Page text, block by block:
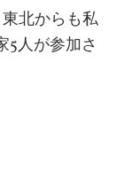
北からも私
5人が参加さ